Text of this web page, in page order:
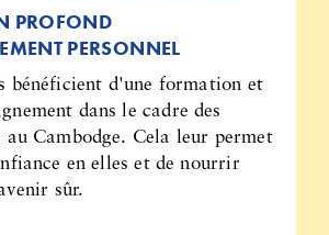
PROFOND
PERSONNEL
bénéficient d'une formation et
dans le cadre des
au Cambodge. Cela leur permet
en elles et de nourrir
sûr.